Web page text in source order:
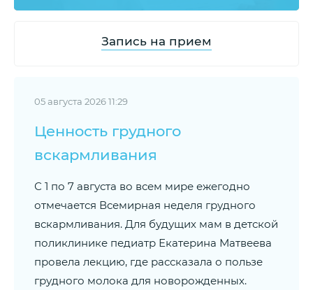
Запись на прием
05 августа 2026 11:29
Ценность грудного
вскармливания
С 1 по 7 августа во всем мире ежегодно
отмечается Всемирная неделя грудного
вскармливания. Для будущих мам в детской
поликлинике педиатр Екатерина Матвеева
провела лекцию, где рассказала о пользе
грудного молока для новорожденных.